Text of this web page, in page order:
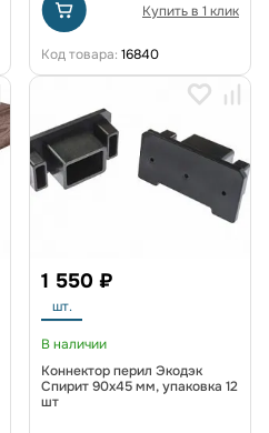
Купить в 1 клик
Код товара: 16840
1 550 ₽
шт.
В наличии
Коннектор перил Экодэк
Спирит 90х45 мм, упаковка 12
шт